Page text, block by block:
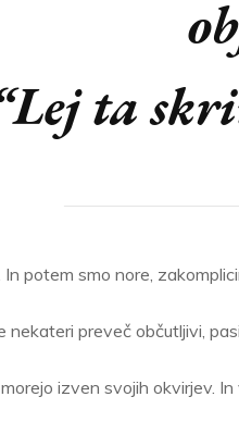
ta
In potem smo nore,
nekateri preveč občutljivi,
izven svojih okvirjev.